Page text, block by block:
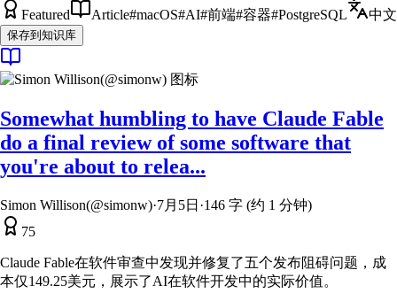
Featured Article#macOS#AI#前端#容器#PostgreSQL 中文
保存到知识库
Somewhat humbling to have Claude Fable
do a final review of some software that
you're about to relea...
Simon Willison(@simonw)·7月5日 ·146 字 (约 1 分钟)
75
Claude Fable在软件审查中发现并修复了五个发布阻碍问题，成
本仅149.25美元，展示了AI在软件开发中的实际价值。